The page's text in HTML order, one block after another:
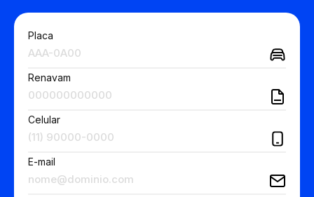
Placa
Renavam
Celular
E-mail